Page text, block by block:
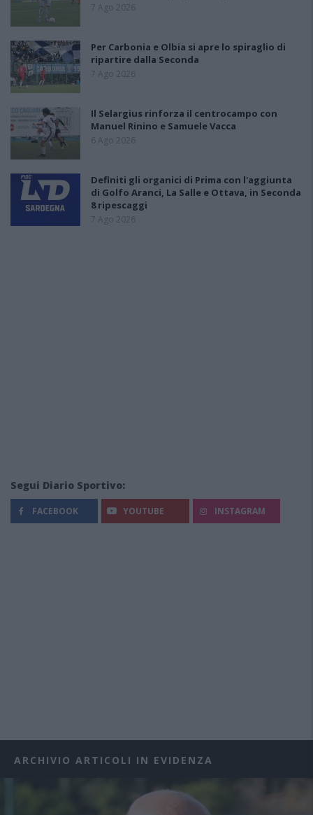
7 Ago 2026
Per Carbonia e Olbia si apre lo spiraglio di
ripartire dalla Seconda
7 Ago 2026
Il Selargius rinforza il centrocampo con
Manuel Rinino e Samuele Vacca
6 Ago 2026
Definiti gli organici di Prima con l'aggiunta
di Golfo Aranci, La Salle e Ottava, in Seconda
8 ripescaggi
7 Ago 2026
Segui Diario Sportivo:
FACEBOOK YOUTUBE INSTAGRAM
ARCHIVIO ARTICOLI IN EVIDENZA